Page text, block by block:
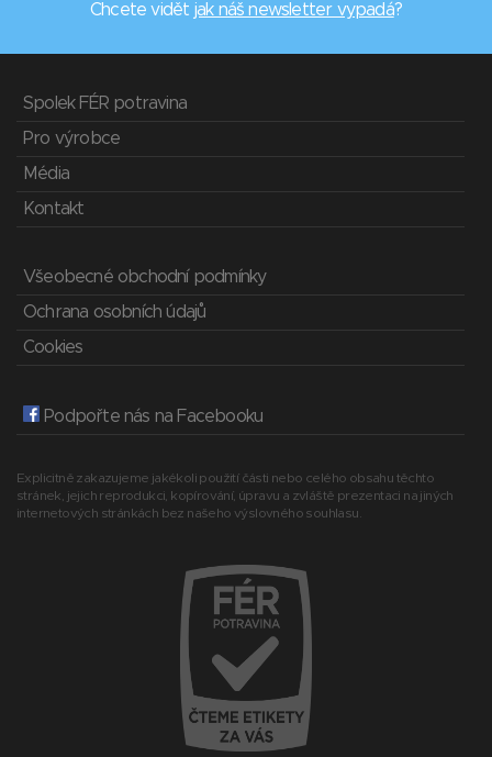
Chcete vidět jak náš newsletter vypadá?
Spolek FÉR potravina
Pro výrobce
Média
Kontakt
Všeobecné obchodní podmínky
Ochrana osobních údajů
Cookies
Podpořte nás na Facebooku
Explicitně zakazujeme jakékoli použití části nebo celého obsahu těchto
stránek, jejich reprodukci, kopírování, úpravu a zvláště prezentaci na jiných
internetových stránkách bez našeho výslovného souhlasu.